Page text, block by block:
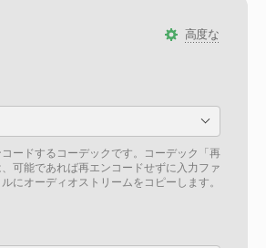
高度な
ードするコーデックです。コーデック「再
可能であれば再エンコードせずに入力ファ
にオーディオストリームをコピーします。